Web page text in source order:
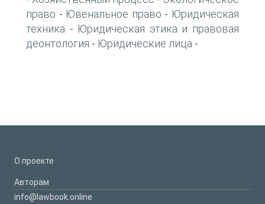
право - Ювенальное право - Юридическая
техника - Юридическая этика и правовая
деонтология - Юридические лица -
О проекте
Авторам
info@lawbook.online